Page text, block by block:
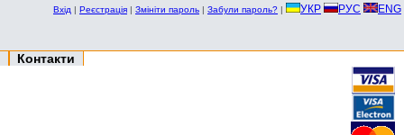
Вхід | Реєстрація | Змініти пароль | Забули пароль? | УКР РУС ENG
Контакти